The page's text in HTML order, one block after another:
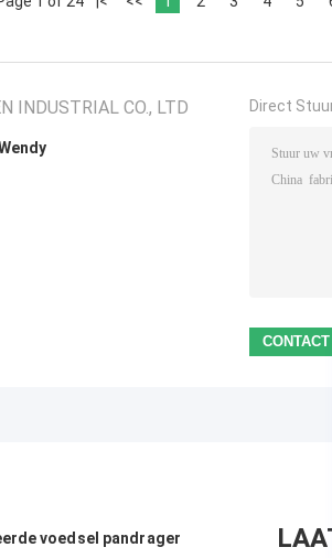
INDUSTRIAL CO., LTD Direct
voedsel pandrager